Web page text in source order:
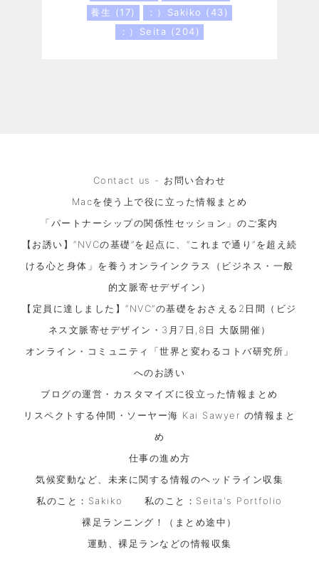
養生
(17) ：）Sakiko (43)
：）Seita (204)
Contact us - お問い合わせ
Macを使う上で役に立った情報まとめ
「パートナーシップの関係性セッション」のご案内
【お誘い】“NVCの基礎”を起点に、“これまで通り”を超え続
ける心と身体」を養うオンラインクラス（ビジネス・一般
的文脈寄せデザイン）
【定員に達しました】“NVC”の基礎をおさえる2日間（ビジ
ネス文脈寄せデザイン・3月7日,8日 大阪開催）
オンライン・コミュニティ「世界と変わるコトバ研究所」
へのお誘い
ブログの運営・カスタマイズに役立った情報まとめ
リスペクトする仲間・ソーヤー海 Kai Sawyer の情報まと
め
仕事の進め方
気候変動など、未来に関する情報のヘッドライン収集
私のこと：Sakiko
私のこと：Seita's Portfolio
裸足ランニング！（まとめ途中）
運動、裸足ランなどの情報収集